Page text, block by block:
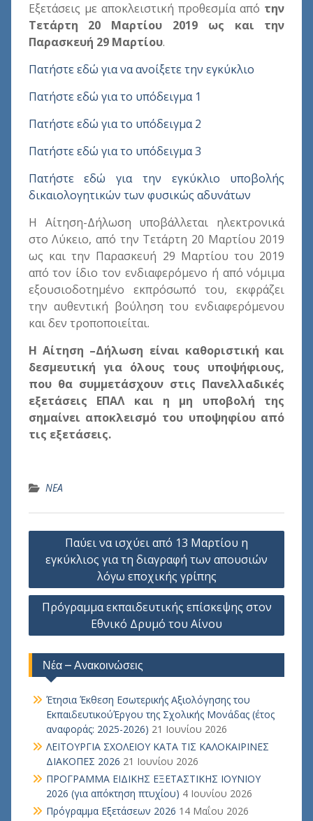
Εξετάσεις με αποκλειστική προθεσμία από την
Τετάρτη 20 Μαρτίου 2019 ως και την
Παρασκευή 29 Μαρτίου.
Πατήστε εδώ για να ανοίξετε την εγκύκλιο
Πατήστε εδώ για το υπόδειγμα 1
Πατήστε εδώ για το υπόδειγμα 2
Πατήστε εδώ για το υπόδειγμα 3
Πατήστε εδώ για την εγκύκλιο υποβολής
δικαιολογητικών των φυσικώς αδυνάτων
Η Αίτηση-Δήλωση υποβάλλεται ηλεκτρονικά
στο Λύκειο, από την Τετάρτη 20 Μαρτίου 2019
ως και την Παρασκευή 29 Μαρτίου του 2019
από τον ίδιο τον ενδιαφερόμενο ή από νόμιμα
εξουσιοδοτημένο εκπρόσωπό του, εκφράζει
την αυθεντική βούληση του ενδιαφερόμενου
και δεν τροποποιείται.
Η Αίτηση –Δήλωση είναι καθοριστική και
δεσμευτική για όλους τους υποψήφιους,
που θα συμμετάσχουν στις Πανελλαδικές
εξετάσεις ΕΠΑΛ και η μη υποβολή της
σημαίνει αποκλεισμό του υποψηφίου από
τις εξετάσεις.
ΝΕΑ
Πλοήγηση
άρθρων
Παύει να ισχύει από 13 Μαρτίου η
εγκύκλιος για τη διαγραφή των απουσιών
λόγω εποχικής γρίπης
Πρόγραμμα εκπαιδευτικής επίσκεψης στον
Εθνικό Δρυμό του Αίνου
Νέα – Ανακοινώσεις
Έτησια Έκθεση Εσωτερικής Αξιολόγησης του
ΕκπαιδευτικούΈργου της Σχολικής Μονάδας (έτος
αναφοράς: 2025-2026) 21 Ιουνίου 2026
ΛΕΙΤΟΥΡΓΙΑ ΣΧΟΛΕΙΟΥ ΚΑΤΑ ΤΙΣ ΚΑΛΟΚΑΙΡΙΝΕΣ
ΔΙΑΚΟΠΕΣ 2026 21 Ιουνίου 2026
ΠΡΟΓΡΑΜΜΑ ΕΙΔΙΚΗΣ ΕΞΕΤΑΣΤΙΚΗΣ ΙΟΥΝΙΟΥ
2026 (για απόκτηση πτυχίου) 4 Ιουνίου 2026
Πρόγραμμα Εξετάσεων 2026 14 Μαΐου 2026